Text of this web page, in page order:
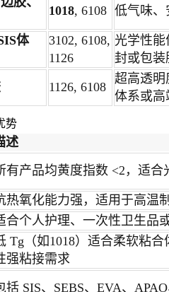
1018, 6108 低气味、
体
3102, 6108,
1126
光学性
封或包装
1126, 6108
超高透
体系或高
势
述
有产品均黄度指数 <2，适
热氧化能力强，适用于高温
合个人护理、一次性卫生品
Tg（如1018）适合柔软粘
强粘接需求
括 SIS、SEBS、EVA、